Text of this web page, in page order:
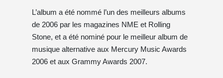
L’album a été nommé l’un des meilleurs albums
de 2006 par les magazines NME et Rolling
Stone, et a été nominé pour le meilleur album de
musique alternative aux Mercury Music Awards
2006 et aux Grammy Awards 2007.